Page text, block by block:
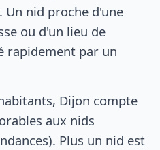
nid proche d'une
ou d'un lieu de
rapidement par un
Dijon compte
aux nids
Plus un nid est